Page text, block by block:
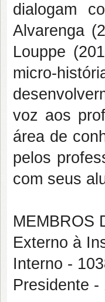
dialogam
Alvarenga
Louppe
micro-
voz aos
área de
pelos
com seus
MEMBROS
Externo à
Interno -
Presidente -